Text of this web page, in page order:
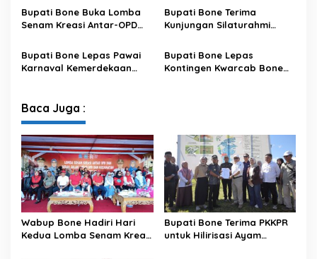
Data pada Portal Bone
Satu Data
Bupati Bone Buka Lomba
Senam Kreasi Antar-OPD
Bupati Bone Terima
Kunjungan Silaturahmi
XIV/Hasanuddin
Bupati Bone Lepas Pawai
Karnaval Kemerdekaan
Bupati Bone Lepas
Kontingen Kwarcab Bone
Baca Juga :
Wabup Bone Hadiri Hari
Kedua Lomba Senam Kreasi
Bupati Bone Terima PKKPR
untuk Hilirisasi Ayam